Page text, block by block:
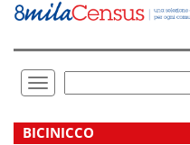
Vai
direttamente
Toggle
navigation
.
BICINICCO